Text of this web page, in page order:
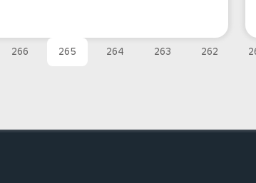
262
263
264
265
266